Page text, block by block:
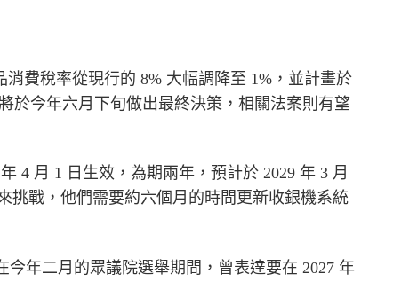
費稅率從現行的 8% 大幅調降至 1%，並計畫於
於今年六月下旬做出最終決策，相關法案則有望
4 月 1 日生效，為期兩年，預計於 2029 年 3 月
挑戰，他們需要約六個月的時間更新收銀機系統
今年二月的眾議院選舉期間，曾表達要在 2027 年